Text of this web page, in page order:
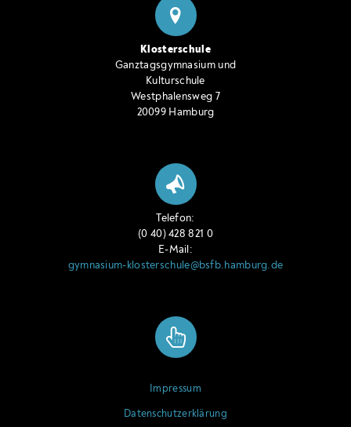
Klosterschule
Ganztagsgymnasium und
Kulturschule
Westphalensweg 7
20099 Hamburg
Telefon:
(0 40) 428 821 0
E-Mail:
gymnasium-klosterschule@bsfb.hamburg.de
Impressum
Datenschutzerklärung